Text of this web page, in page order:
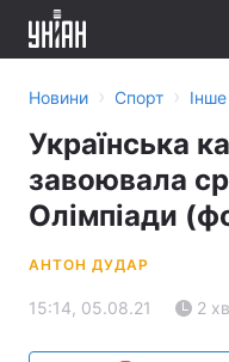
Новини › Спорт › Інше
Українська
завоювала
Олімпіади
АНТОН ДУДАР
15:14, 05.08.21 2